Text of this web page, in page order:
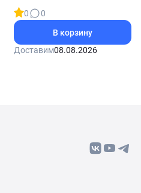
0
0
В корзину
Доставим08.08.2026